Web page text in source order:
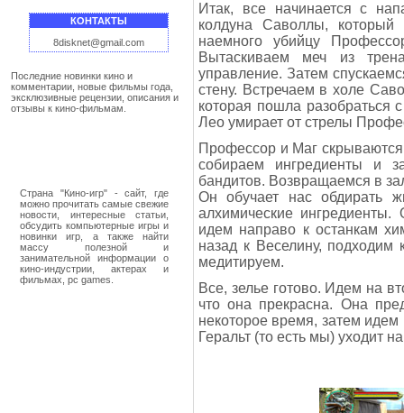
КОНТАКТЫ
8disknet@gmail.com
Последние новинки кино и
комментарии, новые фильмы года,
эксклюзивные рецензии, описания и
отзывы к кино-фильмам.
Страна "Кино-игр" - сайт, где
можно прочитать самые свежие
новости, интересные статьи,
обсудить компьютерные игры и
новинки игр, а также найти
массу полезной и
занимательной информации о
кино-индустрии, актерах и
фильмах, pc games.
Итак, все начинается с
колдуна Саволлы,
наемного убийцу
Вытаскиваем меч из
управление. Затем
стену. Встречаем в холе
которая пошла разобраться
Лео умирает от стрелы
Профессор и Маг
собираем ингредиенты и
бандитов. Возвращаемся в
Он обучает нас обдирать
алхимические
идем направо к останкам
назад к Веселину, подходим
медитируем.
Все, зелье готово. Идем на
что она прекрасна. Она
некоторое время, затем
Геральт (то есть мы) уходит